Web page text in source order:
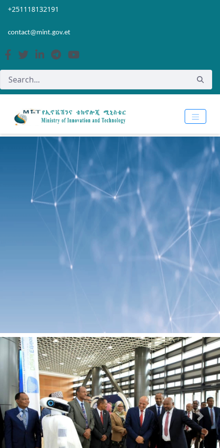
Skip to Main Content
Open Accessibility Menu
+251118132191
contact@mint.gov.et
Previous Next